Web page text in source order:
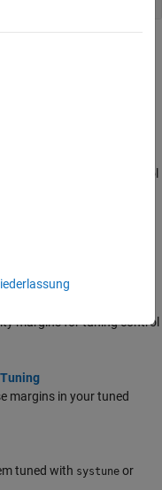
additional attributes of
requirements for control
margins for tuning control
margins in your tuned
tuned with systune or